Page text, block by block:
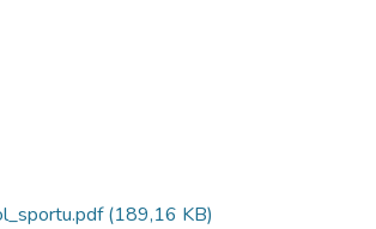
(189,16 KB)